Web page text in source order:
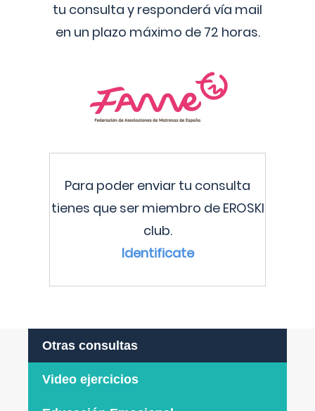
tu consulta y responderá vía mail
en un plazo máximo de 72 horas.
Para poder enviar tu consulta
tienes que ser miembro de EROSKI
club.
Identificate
Otras consultas
Video ejercicios